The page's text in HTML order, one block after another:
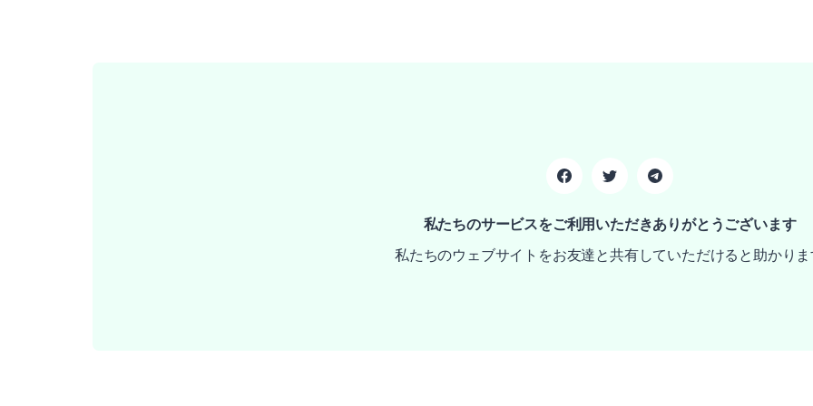
私たちのサービスをご利用いただきありがとうございます
私たちのウェブサイトをお友達と共有していただけると助かり